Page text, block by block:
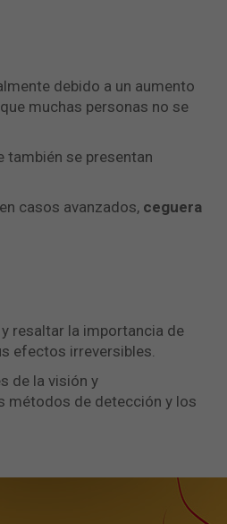
debido a un aumento
muchas personas no se
también se presentan
casos avanzados, ceguera
resaltar la importancia de
efectos irreversibles.
de la visión y
métodos de detección y los